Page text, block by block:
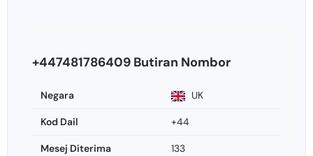
+447481786409 Butiran Nombor
Negara UK
Kod Dail +44
Mesej Diterima 133